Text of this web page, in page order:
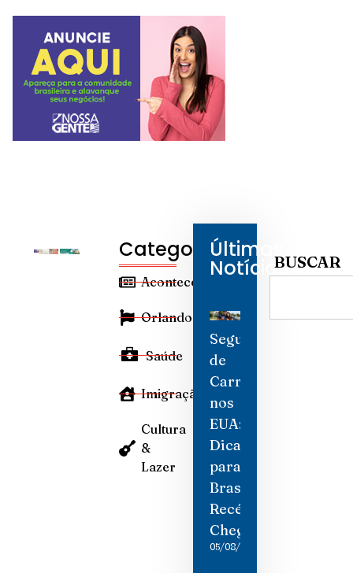
Categorias
Aconteceu
Orlando
Saúde
Imigração
Cultura
&
Lazer
Últimas
Notícias
Seguro
de
Carro
nos
EUA:
Dicas
para
Brasileiros
Recém-
Chegados
05/08/2026
BUSCAR